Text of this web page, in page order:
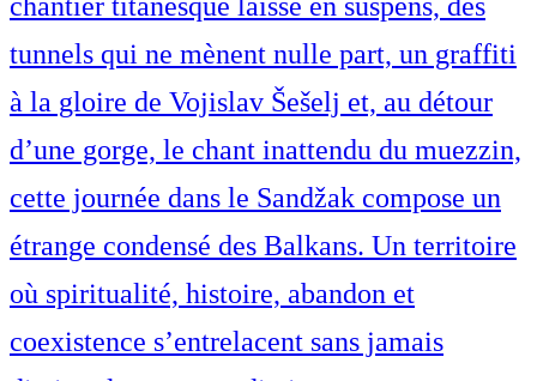
chantier titanesque laissé en suspens, des
tunnels qui ne mènent nulle part, un graffiti
à la gloire de Vojislav Šešelj et, au détour
d’une gorge, le chant inattendu du muezzin,
cette journée dans le Sandžak compose un
étrange condensé des Balkans. Un territoire
où spiritualité, histoire, abandon et
coexistence s’entrelacent sans jamais